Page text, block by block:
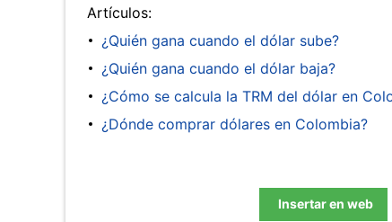
Artículos:
¿Quién gana cuando el dólar sube?
¿Quién gana cuando el dólar baja?
¿Cómo se calcula la TRM del dólar en
¿Dónde comprar dólares en Colombia?
Insertar en web